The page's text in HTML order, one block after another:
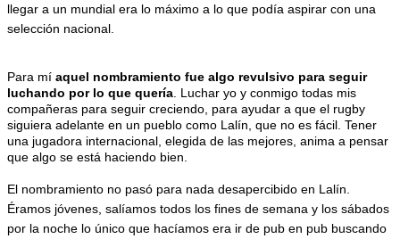
llegar a un mundial era lo máximo a lo que podía aspirar con una
selección nacional.
Para mí aquel nombramiento fue algo revulsivo para seguir
luchando por lo que quería . Luchar yo y conmigo todas mis
compañeras para seguir creciendo, para ayudar a que el rugby
siguiera adelante en un pueblo como Lalín, que no es fácil. Tener
una jugadora internacional, elegida de las mejores, anima a pensar
que algo se está haciendo bien.
El nombramiento no pasó para nada desapercibido en Lalín.
Éramos jóvenes, salíamos todos los fines de semana y los sábados
por la noche lo único que hacíamos era ir de pub en pub buscando